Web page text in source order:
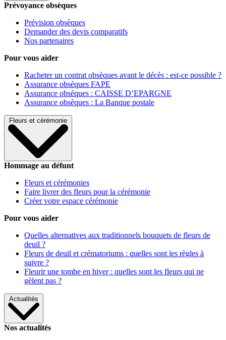
Prévoyance obsèques
Prévision obsèques
Demander des devis comparatifs
Nos partenaires
Pour vous aider
Racheter un contrat obsèques avant le décès : est-ce possible ?
Assurance obsèques FAPE
Assurance obsèques : CAISSE D’EPARGNE
Assurance obsèques : La Banque postale
Fleurs et cérémonie
Hommage au défunt
Fleurs et cérémonies
Faire livrer des fleurs pour la cérémonie
Créer votre espace cérémonie
Pour vous aider
Quelles alternatives aux traditionnels bouquets de fleurs de
deuil ?
Fleurs de deuil et crématoriums : quelles sont les règles à
suivre ?
Fleurir une tombe en hiver : quelles sont les fleurs qui ne
gèlent pas ?
Actualités
Nos actualités